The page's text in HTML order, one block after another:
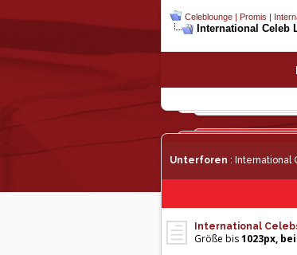
Celeblounge | Promis |
International Celeb
Unterforen : International
International
Größe bis1023px,